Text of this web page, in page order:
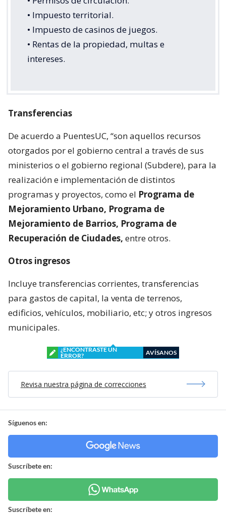
• Impuesto territorial.
• Impuesto de casinos de juegos.
• Rentas de la propiedad, multas e
intereses.
Transferencias
De acuerdo a PuentesUC, “son aquellos recursos
otorgados por el gobierno central a través de sus
ministerios o el gobierno regional (Subdere), para la
realización e implementación de distintos
programas y proyectos, como el Programa de
Mejoramiento Urbano, Programa de
Mejoramiento de Barrios, Programa de
Recuperación de Ciudades, entre otros.
Otros ingresos
Incluye transferencias corrientes, transferencias
para gastos de capital, la venta de terrenos,
edificios, vehículos, mobiliario, etc; y otros ingresos
municipales.
¿ENCONTRASTE UN
ERROR?
AVÍSANOS
Revisa nuestra página de correcciones
Síguenos en:
Suscríbete en:
Suscríbete en: